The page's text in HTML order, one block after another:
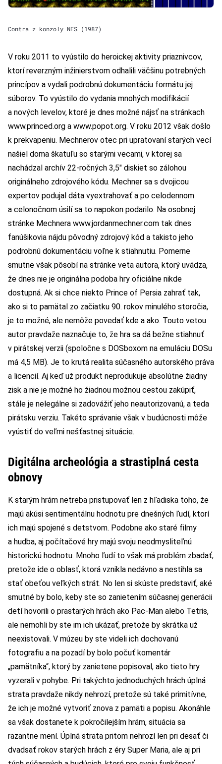
Contra z konzoly NES (1987)
V roku 2011 to vyústilo do heroickej aktivity priaznivcov,
ktorí reverzným inžinierstvom odhalili väčšinu potrebných
princípov a vydali podrobnú dokumentáciu formátu jej
súborov. To vyústilo do vydania mnohých modifikácií
a nových levelov, ktoré je dnes možné nájsť na stránkach
www.princed.org a www.popot.org. V roku 2012 však došlo
k prekvapeniu. Mechnerov otec pri upratovaní starých vecí
našiel doma škatuľu so starými vecami, v ktorej sa
nachádzal archív 22-ročných 3,5″ diskiet so zálohou
originálneho zdrojového kódu. Mechner sa s dvojicou
expertov podujal dáta vyextrahovať a po celodennom
a celonočnom úsilí sa to napokon podarilo. Na osobnej
stránke Mechnera www.jordanmechner.com tak dnes
fanúšikovia nájdu pôvodný zdrojový kód a takisto jeho
podrobnú dokumentáciu voľne k stiahnutiu. Pomerne
smutne však pôsobí na stránke veta autora, ktorý uvádza,
že dnes nie je originálna podoba hry oficiálne nikde
dostupná. Ak si chce niekto Prince of Persia zahrať tak,
ako si to pamätal zo začiatku 90. rokov minulého storočia,
je to možné, ale nemôže povedať kde a ako. Touto vetou
autor pravdaže naznačuje to, že hra sa dá bežne stiahnuť
v pirátskej verzii (spoločne s DOSboxom na emuláciu DOSu
má 4,5 MB). Je to krutá realita súčasného autorského práva
a licencií. Aj keď už produkt neprodukuje absolútne žiadny
zisk a nie je možné ho žiadnou možnou cestou zakúpiť,
stále je nelegálne si zadovážiť jeho neautorizovanú, a teda
pirátsku verziu. Takéto správanie však v budúcnosti môže
vyústiť do veľmi nešťastnej situácie.
Digitálna archeológia a strastiplná cesta
obnovy
K starým hrám netreba pristupovať len z hľadiska toho, že
majú akúsi sentimentálnu hodnotu pre dnešných ľudí, ktorí
ich majú spojené s detstvom. Podobne ako staré filmy
a hudba, aj počítačové hry majú svoju neodmysliteľnú
historickú hodnotu. Mnoho ľudí to však má problém zbadať,
pretože ide o oblasť, ktorá vznikla nedávno a nestihla sa
stať obeťou veľkých strát. No len si skúste predstaviť, aké
smutné by bolo, keby ste so zanietením súčasnej generácii
detí hovorili o prastarých hrách ako Pac-Man alebo Tetris,
ale nemohli by ste im ich ukázať, pretože by skrátka už
neexistovali. V múzeu by ste videli ich dochovanú
fotografiu a na pozadí by bolo počuť komentár
„pamätníka“, ktorý by zanietene popisoval, ako tieto hry
vyzerali v pohybe. Pri takýchto jednoduchých hrách úplná
strata pravdaže nikdy nehrozí, pretože sú také primitívne,
že ich je možné vytvoriť znova z pamäti a popisu. Akonáhle
sa však dostanete k pokročilejším hrám, situácia sa
razantne mení. Úplná strata pritom nehrozí len pri desať či
dvadsať rokov starých hrách z éry Super Maria, ale aj pri